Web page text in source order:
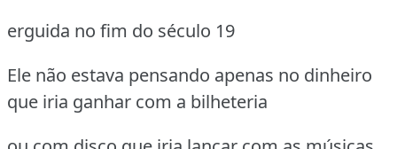
erguida no fim do século 19
Ele não estava pensando apenas no dinheiro
que iria ganhar com a bilheteria